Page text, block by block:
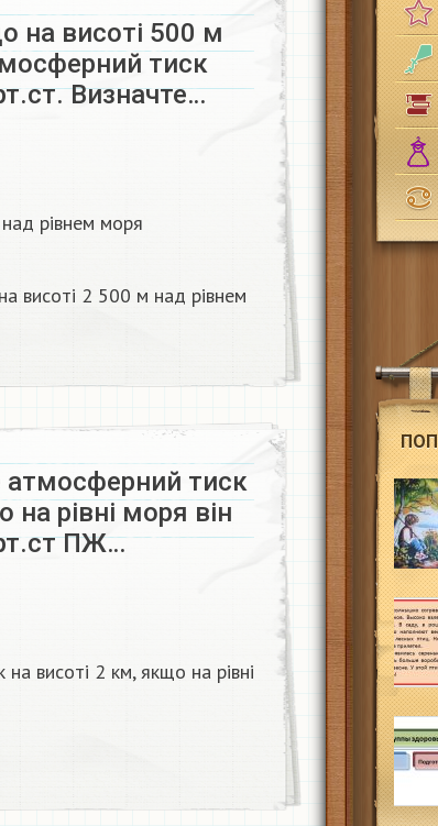
на висоті 500 м
тиск
Визначте…
рівнем моря
висоті 2 500 м над рівнем
атмосферний тиск
рівні моря він
ПЖ…
висоті 2 км, якщо на рівні